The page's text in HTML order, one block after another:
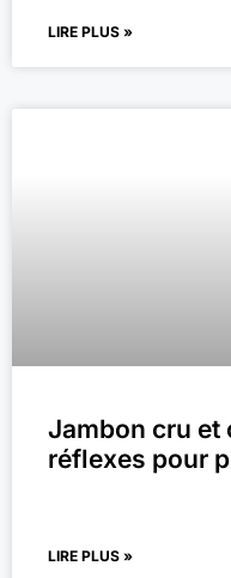
LIRE PLUS »
Jambon cru et
réflexes pour
LIRE PLUS »